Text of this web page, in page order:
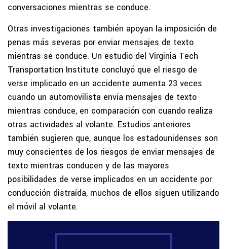
conversaciones mientras se conduce.
Otras investigaciones también apoyan la imposición de
penas más severas por enviar mensajes de texto
mientras se conduce. Un estudio del Virginia Tech
Transportation Institute concluyó que el riesgo de
verse implicado en un accidente aumenta 23 veces
cuando un automovilista envía mensajes de texto
mientras conduce, en comparación con cuando realiza
otras actividades al volante. Estudios anteriores
también sugieren que, aunque los estadounidenses son
muy conscientes de los riesgos de enviar mensajes de
texto mientras conducen y de las mayores
posibilidades de verse implicados en un accidente por
conducción distraída, muchos de ellos siguen utilizando
el móvil al volante.